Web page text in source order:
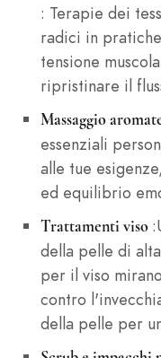
: Terapie dei
radici in
tensione
ripristinare il
Massaggio
essenziali
alle tue
ed equilibrio
Trattamenti viso
della pelle di
per il viso
contro
della pelle per